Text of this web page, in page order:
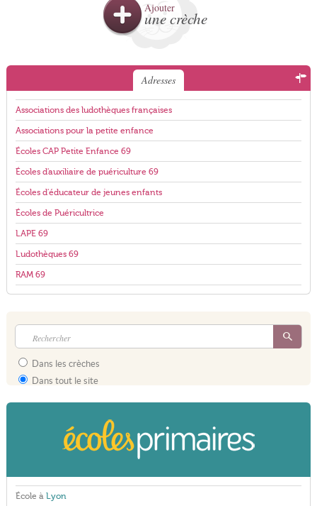
Ajouter
une crèche
Adresses
Associations des ludothèques françaises
Associations pour la petite enfance
Écoles CAP Petite Enfance 69
Écoles d'auxiliaire de puériculture 69
Écoles d'éducateur de jeunes enfants
Écoles de Puéricultrice
LAPE 69
Ludothèques 69
RAM 69
Dans les crèches
Dans tout le site
École à Lyon